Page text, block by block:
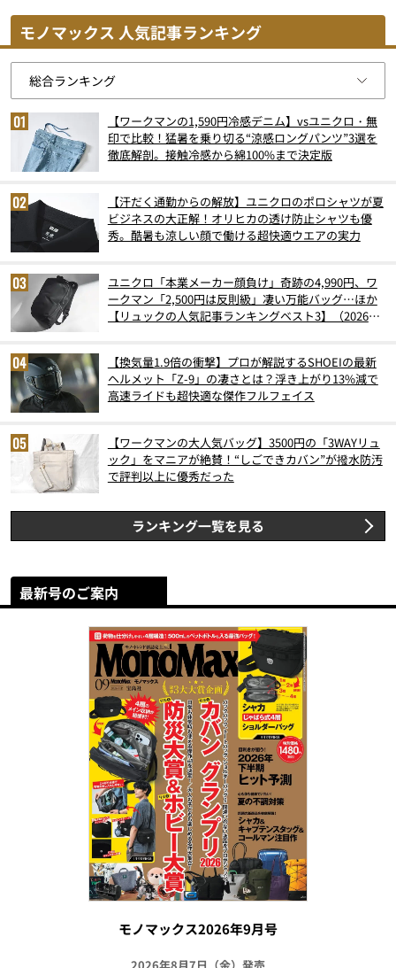
モノマックス 人気記事ランキング
【ワークマンの1,590円冷感デニム】vsユニクロ・無
印で比較！猛暑を乗り切る“涼感ロングパンツ”3選を
徹底解剖。接触冷感から綿100%まで決定版
【汗だく通勤からの解放】ユニクロのポロシャツが夏
ビジネスの大正解！オリヒカの透け防止シャツも優
秀。酷暑も涼しい顔で働ける超快適ウエアの実力
ユニクロ「本業メーカー顔負け」奇跡の4,990円、ワ
ークマン「2,500円は反則級」凄い万能バッグ…ほか
【リュックの人気記事ランキングベスト3】（2026年
【換気量1.9倍の衝撃】プロが解説するSHOEIの最新
ヘルメット「Z-9」の凄さとは？浮き上がり13%減で
高速ライドも超快適な傑作フルフェイス
【ワークマンの大人気バッグ】3500円の「3WAYリュ
ック」をマニアが絶賛！“しごできカバン”が撥水防汚
で評判以上に優秀だった
ランキング一覧を見る
最新号のご案内
モノマックス2026年9月号